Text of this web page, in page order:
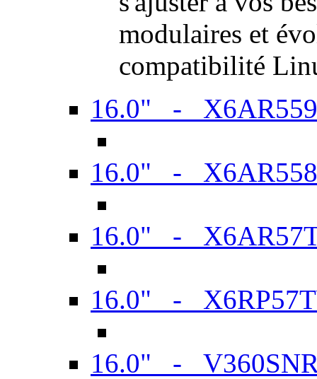
modulaires et
compatibilité
16.0" -
16.0" -
16.0" -
16.0" -
16.0" -